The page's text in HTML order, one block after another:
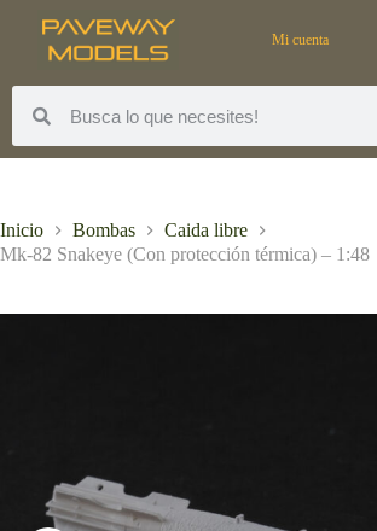
Mi cuenta
Inicio Bombas
Caida libre
Mk-82 Snakeye (Con protección térmica) – 1:48